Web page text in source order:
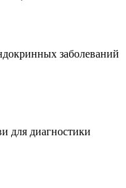
заболеваний
для диагностики